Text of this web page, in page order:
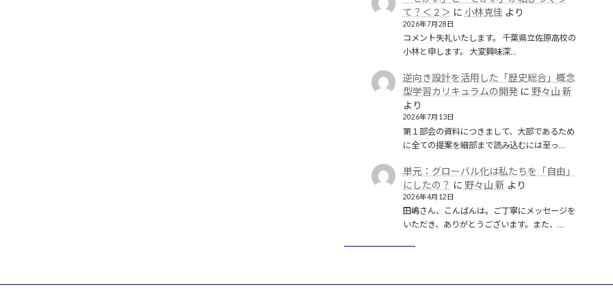
て？＜２＞ に 小林克佳 より
2026年7月28日
コメント失礼いたします。 千葉県立佐原高校の
小林と申します。 大変興味深…
逆向き設計を活用した「歴史総合」概念
型学習カリキュラムの開発に 野々山 新
より
2026年7月13日
第１部会の資料につきまして、大部であるため
に全ての提案を細部まで読み込むには至っ…
単元：グローバル化は私たちを「自由」
にしたの？ に 野々山 新 より
2026年4月12日
田嶋さん、こんばんは。ご丁寧にメッセージを
いただき、ありがとうございます。また、…